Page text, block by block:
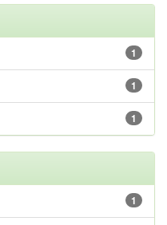
1
1
1
1